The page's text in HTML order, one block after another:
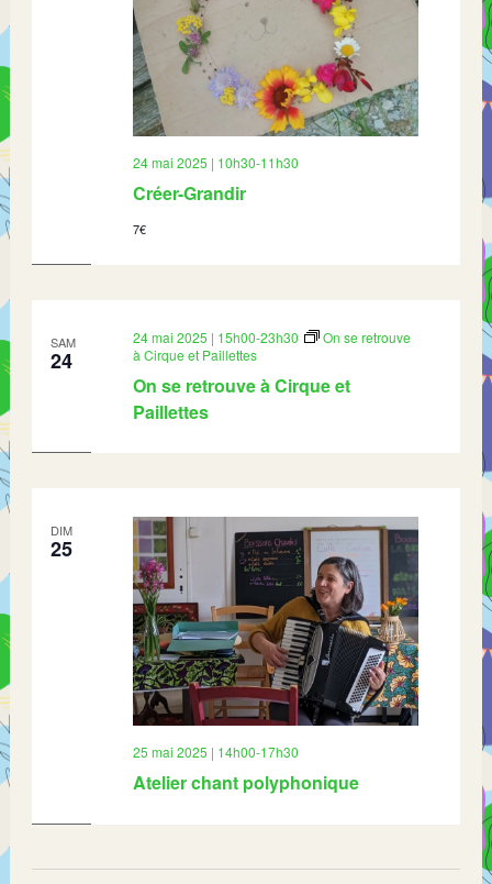
Créer-Grandir
24 mai 2025 | 10h30-11h30
7€
SAM
24
On se retrouve à Cirque et
Paillettes
24 mai 2025 | 15h00-23h30
On se retrouve
à Cirque et Paillettes
DIM
25
Atelier chant polyphonique
25 mai 2025 | 14h00-17h30